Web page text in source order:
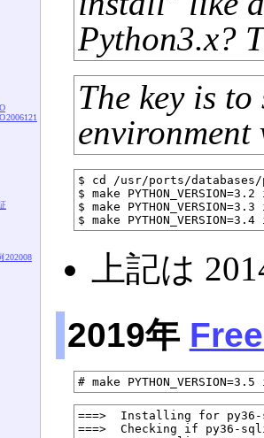
Python3.x?
The key is
$ cd /usr/ports/
$ make
$ make
上記は
2019年
===>  Installing for
===>  Checking if py36-
2006121
202008